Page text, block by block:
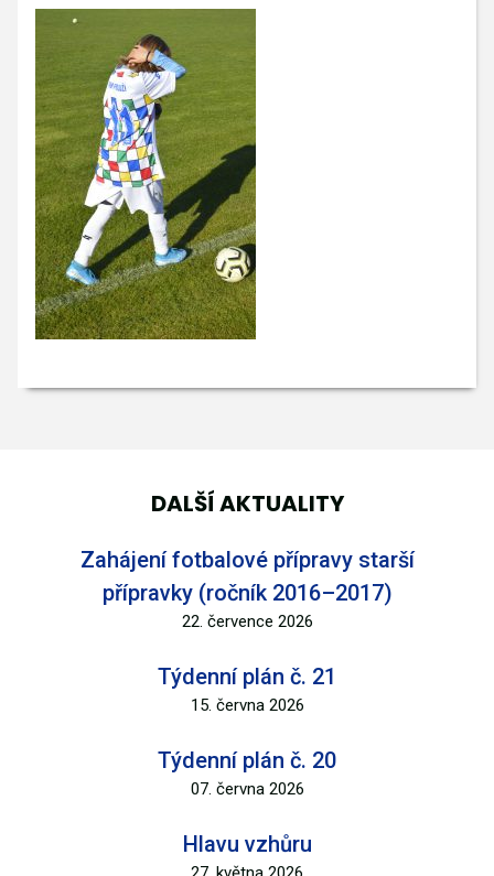
DALŠÍ AKTUALITY
Zahájení fotbalové přípravy starší
přípravky (ročník 2016–2017)
22. července 2026
Týdenní plán č. 21
15. června 2026
Týdenní plán č. 20
07. června 2026
Hlavu vzhůru